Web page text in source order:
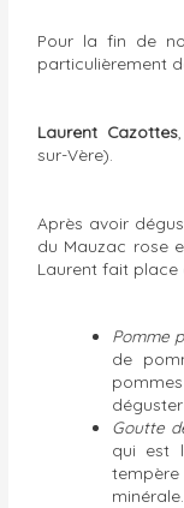
Pour la fin de
particulièrement
Laurent Cazottes
sur-Vère).
Après avoir
du Mauzac rose
Laurent fait place
Pomme
de
Goutte
qui est
minérale.